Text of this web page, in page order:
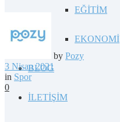
EĞİTİM
EKONOMİ
BLOG
İLETİŞİM
by Pozy
3 Nisan 2021
in Spor
0